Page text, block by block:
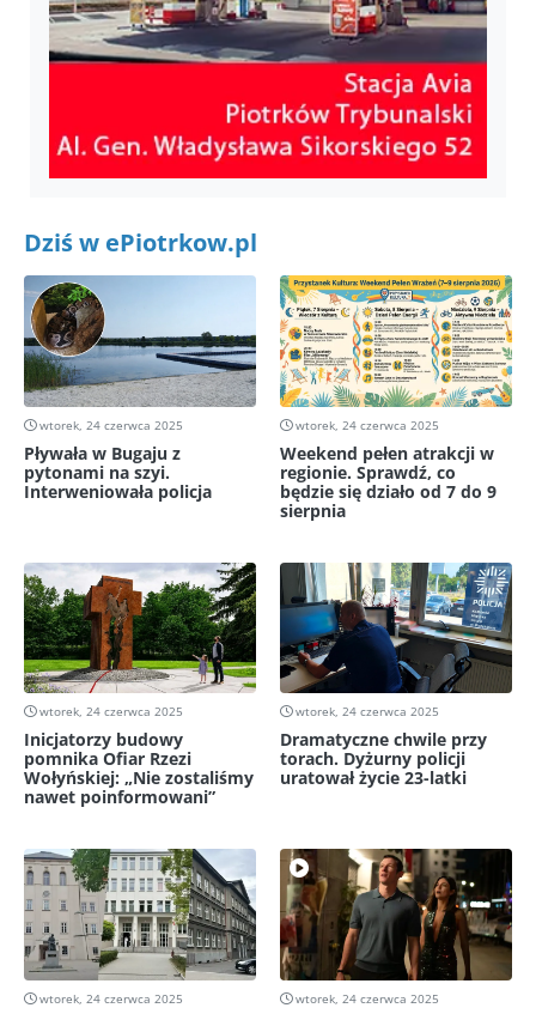
Dziś w ePiotrkow.pl
wtorek, 24 czerwca 2025
Pływała w Bugaju z
pytonami na szyi.
Interweniowała policja
wtorek, 24 czerwca 2025
Weekend pełen atrakcji w
regionie. Sprawdź, co
będzie się działo od 7 do 9
sierpnia
wtorek, 24 czerwca 2025
Inicjatorzy budowy
pomnika Ofiar Rzezi
Wołyńskiej: „Nie zostaliśmy
nawet poinformowani”
wtorek, 24 czerwca 2025
Dramatyczne chwile przy
torach. Dyżurny policji
uratował życie 23-latki
wtorek, 24 czerwca 2025 wtorek, 24 czerwca 2025